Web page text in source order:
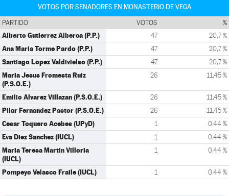
VOTOS POR SENADORES EN MONASTERIO DE VEGA
PARTIDO VOTOS %
Alberto Gutierrez Alberca (P.P.) 47 20,7 %
Ana Maria Torme Pardo (P.P.) 47 20,7 %
Santiago Lopez Valdivielso (P.P.) 47 20,7 %
Maria Jesus Fromesta Ruiz
(P.S.O.E.)
26 11,45 %
Emilio Alvarez Villazan (P.S.O.E.) 26 11,45 %
Pilar Fernandez Pastor (P.S.O.E.) 26 11,45 %
Cesar Toquero Acebes (UPyD) 1 0,44 %
Eva Diez Sanchez (IUCL) 1 0,44 %
Maria Teresa Martin Villoria
(IUCL)
1 0,44 %
Pompeyo Velasco Fraile (IUCL) 1 0,44 %